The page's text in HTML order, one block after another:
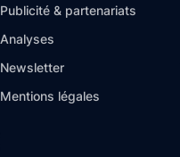
Publicité & partenariats
Analyses
Newsletter
Mentions légales